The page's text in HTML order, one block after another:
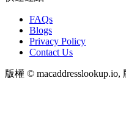
FAQs
Blogs
Privacy Policy
Contact Us
版權 © macaddresslookup.io,